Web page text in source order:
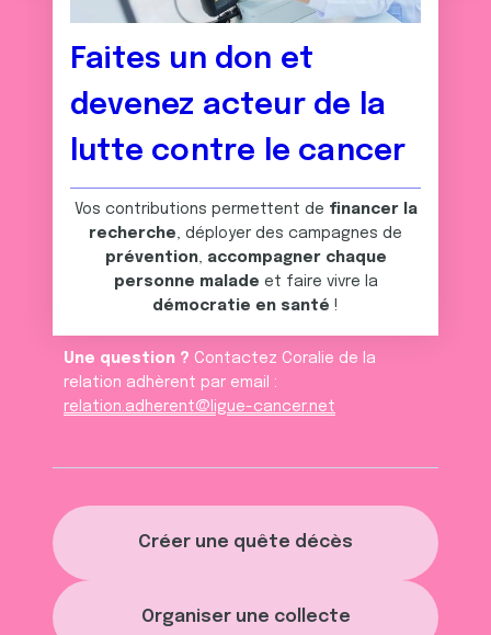
publicité et d'analyse, qui peuvent combiner celles-ci
avec d'autres informations que vous leur avez fournies
services.
Créer une quête décès
Organiser une collecte
Faites un don et
devenez acteur de la
lutte contre le cancer
Vos contributions permettent de financer la
recherche, déployer des campagnes de
prévention, accompagner chaque
personne malade et faire vivre la
démocratie en santé !
Une question ? Contactez Coralie de la
relation adhèrent par email :
relation.adherent@ligue-cancer.net